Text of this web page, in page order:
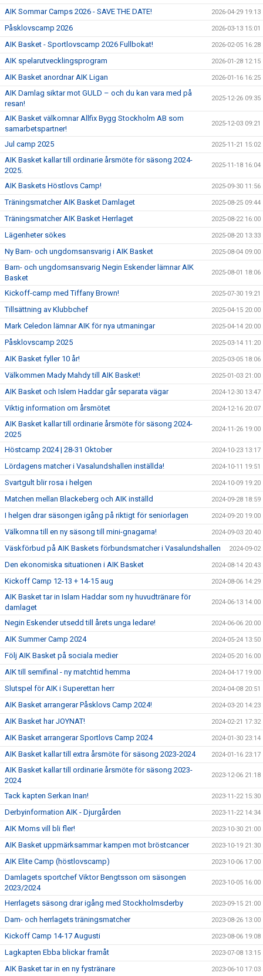
AIK Sommar Camps 2026 - SAVE THE DATE! 2026-04-29 19:13
Påsklovscamp 2026 2026-03-13 15:01
AIK Basket - Sportlovscamp 2026 Fullbokat! 2026-02-05 16:28
AIK spelarutvecklingsprogram 2026-01-28 12:15
AIK Basket anordnar AIK Ligan 2026-01-16 16:25
AIK Damlag siktar mot GULD – och du kan vara med på
resan!
2025-12-26 09:35
AIK Basket välkomnar Allfix Bygg Stockholm AB som
samarbetspartner!
2025-12-03 09:21
Jul camp 2025 2025-11-21 15:02
AIK Basket kallar till ordinarie årsmöte för säsong 2024-
2025.
2025-11-18 16:04
AIK Baskets Höstlovs Camp! 2025-09-30 11:56
Träningsmatcher AIK Basket Damlaget 2025-08-25 09:44
Träningsmatcher AIK Basket Herrlaget 2025-08-22 16:00
Lägenheter sökes 2025-08-20 13:33
Ny Barn- och ungdomsansvarig i AIK Basket 2025-08-04 09:00
Barn- och ungdomsansvarig Negin Eskender lämnar AIK
Basket
2025-08-01 18:06
Kickoff-camp med Tiffany Brown! 2025-07-30 19:21
Tillsättning av Klubbchef 2025-04-15 20:00
Mark Celedon lämnar AIK för nya utmaningar 2025-04-14 20:00
Påsklovscamp 2025 2025-03-14 11:20
AIK Basket fyller 10 år! 2025-03-05 18:06
Välkommen Mady Mahdy till AIK Basket! 2025-01-03 21:00
AIK Basket och Islem Haddar går separata vägar 2024-12-30 13:47
Viktig information om årsmötet 2024-12-16 20:07
AIK Basket kallar till ordinarie årsmöte för säsong 2024-
2025
2024-11-26 19:00
Höstcamp 2024 | 28-31 Oktober 2024-10-23 13:17
Lördagens matcher i Vasalundshallen inställda! 2024-10-11 19:51
Svartgult blir rosa i helgen 2024-10-09 19:20
Matchen mellan Blackeberg och AIK inställd 2024-09-28 18:59
I helgen drar säsongen igång på riktigt för seniorlagen 2024-09-20 19:00
Välkomna till en ny säsong till mini-gnagarna! 2024-09-03 20:40
Väskförbud på AIK Baskets förbundsmatcher i Vasalundshallen 2024-09-02
Den ekonomiska situationen i AIK Basket 2024-08-14 20:43
Kickoff Camp 12-13 + 14-15 aug 2024-08-06 14:29
AIK Basket tar in Islam Haddar som ny huvudtränare för
damlaget
2024-06-13 14:00
Negin Eskender utsedd till årets unga ledare! 2024-06-06 20:00
AIK Summer Camp 2024 2024-05-24 13:50
Följ AIK Basket på sociala medier 2024-05-20 16:00
AIK till semifinal - ny matchtid hemma 2024-04-17 19:00
Slutspel för AIK i Superettan herr 2024-04-08 20:51
AIK Basket arrangerar Påsklovs Camp 2024! 2024-03-20 14:23
AIK Basket har JOYNAT! 2024-02-21 17:32
AIK Basket arrangerar Sportlovs Camp 2024 2024-01-30 23:14
AIK Basket kallar till extra årsmöte för säsong 2023-2024 2024-01-16 23:17
AIK Basket kallar till ordinarie årsmöte för säsong 2023-
2024
2023-12-06 21:18
Tack kapten Serkan Inan! 2023-11-22 15:30
Derbyinformation AIK - Djurgården 2023-11-22 14:34
AIK Moms vill bli fler! 2023-10-30 21:00
AIK Basket uppmärksammar kampen mot bröstcancer 2023-10-19 21:30
AIK Elite Camp (höstlovscamp) 2023-10-06 17:00
Damlagets sportchef Viktor Bengtsson om säsongen
2023/2024
2023-10-05 16:00
Herrlagets säsong drar igång med Stockholmsderby 2023-09-15 21:00
Dam- och herrlagets träningsmatcher 2023-08-26 13:00
Kickoff Camp 14-17 Augusti 2023-08-06 19:08
Lagkapten Ebba blickar framåt 2023-07-08 13:15
AIK Basket tar in en ny fystränare 2023-06-10 17:03